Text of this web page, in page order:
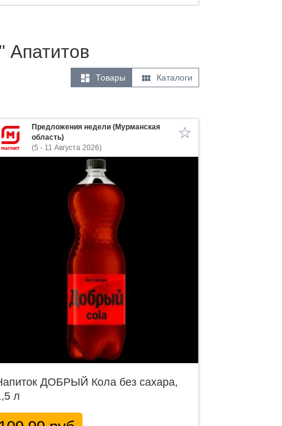
Апатитов
 Товары  Каталоги
Предложения недели (Мурманская
область)
(5 - 11 Августа 2026)
ДОБРЫЙ Кола без сахара,
л